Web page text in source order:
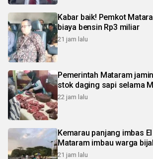
Kabar baik! Pemkot
biaya bensin Rp3 miliar
21 jam lalu
Pemerintah Mataram
stok daging sapi selama
22 jam lalu
Kemarau panjang imbas
Mataram imbau warga
21 jam lalu